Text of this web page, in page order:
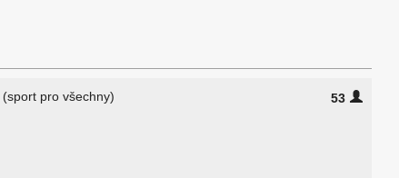
(sport pro všechny) 53